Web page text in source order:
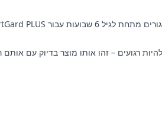
רגועים – זהו אותו מוצר בדיוק עם אותם